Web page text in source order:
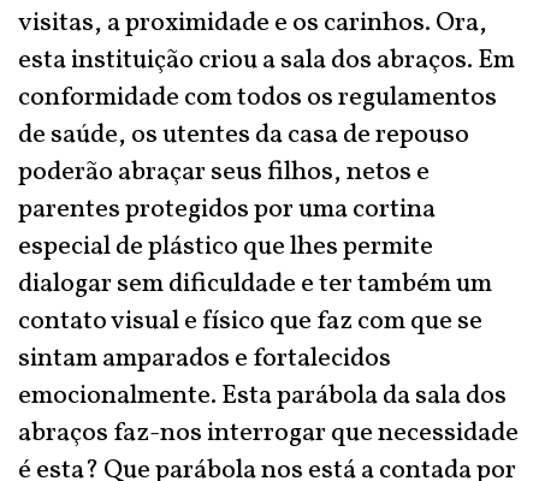
visitas, a proximidade e os carinhos. Ora,
esta instituição criou a sala dos abraços. Em
conformidade com todos os regulamentos
de saúde, os utentes da casa de repouso
poderão abraçar seus filhos, netos e
parentes protegidos por uma cortina
especial de plástico que lhes permite
dialogar sem dificuldade e ter também um
contato visual e físico que faz com que se
sintam amparados e fortalecidos
emocionalmente. Esta parábola da sala dos
abraços faz-nos interrogar que necessidade
é esta? Que parábola nos está a contada por